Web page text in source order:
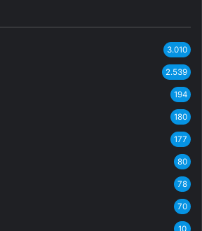
3.010
2.539
194
180
177
80
78
70
10